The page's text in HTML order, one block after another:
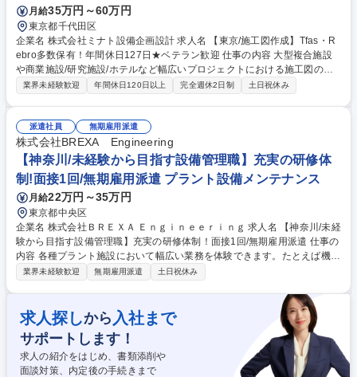
月給35万円～60万円
東京都千代田区
企業名 株式会社ミナト設備企画設計 求人名 【東京/施工図作成】Tfas・R
ebro多数保有！年間休日127日★ベテラン歓迎 仕事の内容 大型複合施設
や商業施設/研究施設/ホテルなど幅広いプロジェクトにおける施工図の作
成、BIMによる検討業務を担当いただきます。ご入社後は、ご経験やスキ
注状況により、大手設計事務所、ゼネコン、サブコン案件の担当として顧
客の支店、現場事務所にて勤務していただく可能性があります。変更の範
囲：当社業務全般 【年収モデル】年収550万円/33歳(主任/月給39万円 賞
与41万円×2回) 年収630万円/40歳(課長/月給45万円 賞与45万円×2回) 募集
職種 【東京/施工図作成】Tfas・Rebro多数保有！年間休日127日★ベテラ
ン歓迎
業界未経験歓迎 年間休日120日以上 完全週休2日制 土日祝休み
派遣社員 無期雇用派遣
株式会社BREXA Engineering
【神奈川/未経験から目指す設備管理職】充実の研修体
制!面接1回/無期雇用派遣 プラント設備メンテナンス
月給22万円～35万円
東京都中央区
企業名 株式会社ＢＲＥＸＡ Ｅｎｇｉｎｅｅｒｉｎｇ 求人名 【神奈川/未経
験から目指す設備管理職】充実の研修体制！面接1回/無期雇用派遣 仕事の
内容 各種プラント施設において幅広い業務を体験できます。たとえば機器
の巡回、点検業務、メンテナンス、制御室での運転監視、管理などの保
事！】1：高難易度国家資格を充実のサポートで習得可能！例)電気工事
士、冷凍機械責任者、危険物取扱者、ボイラー技士 etc. 2：将来性◎＝プ
ラントの安定稼働は今後も必要不可欠で、専門技術を磨けば長く活躍可能
です！ 3：社会の役に立つ仕事（あなたの仕事がみんなの生活を支えま
す！） ★屋内業務が9割になります！ 募集職種 【神奈川/未経験から目指
業界未経験歓迎 無期雇用派遣 土日祝休み
求人探しから 入社まで
サポートします！
求人の紹介をはじめ、書類添削や
面談対策、内定後の手続きまで